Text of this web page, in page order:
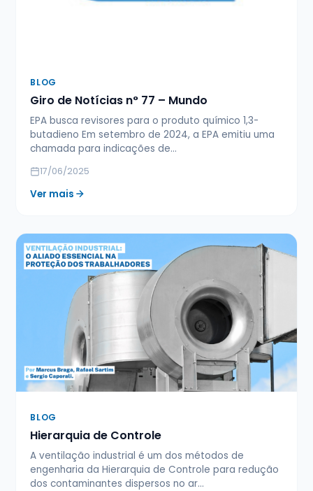
BLOG
Giro de Notícias n° 77 – Mundo
EPA busca revisores para o produto químico 1,3-
butadieno Em setembro de 2024, a EPA emitiu uma
chamada para indicações de…
17/06/2025
Ver mais
BLOG
Hierarquia de Controle
A ventilação industrial é um dos métodos de
engenharia da Hierarquia de Controle para redução
dos contaminantes dispersos no ar…